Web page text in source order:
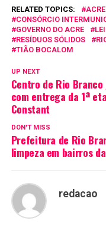
RELATED TOPICS: ACRE
CONSÓRCIO
GOVERNO DO ACRE
RESÍDUOS SÓLIDOS
TIÃO BOCALOM
UP NEXT
Centro de Rio
com entrega da 1ª
Constant
DON'T MISS
Prefeitura de Rio
limpeza em bairros
redacao